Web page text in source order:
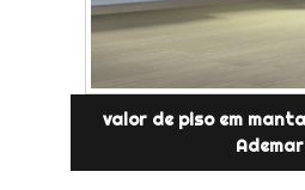
valor de piso em
Ademar